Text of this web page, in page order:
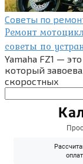
Советы по
Ремонт
советы по
Yamaha FZ1 —
который
скоростных